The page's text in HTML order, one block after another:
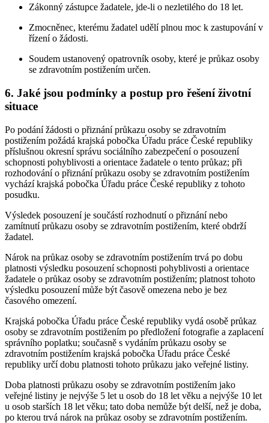
Zákonný zástupce žadatele, jde-li o nezletilého do 18 let.
Zmocněnec, kterému žadatel udělí plnou moc k zastupování v
řízení o žádosti.
Soudem ustanovený opatrovník osoby, které je průkaz osoby
se zdravotním postižením určen.
6. Jaké jsou podmínky a postup pro řešení životní
situace
Po podání žádosti o přiznání průkazu osoby se zdravotním
postižením požádá krajská pobočka Úřadu práce České republiky
příslušnou okresní správu sociálního zabezpečení o posouzení
schopnosti pohyblivosti a orientace žadatele o tento průkaz; při
rozhodování o přiznání průkazu osoby se zdravotním postižením
vychází krajská pobočka Úřadu práce České republiky z tohoto
posudku.
Výsledek posouzení je součástí rozhodnutí o přiznání nebo
zamítnutí průkazu osoby se zdravotním postižením, které obdrží
žadatel.
Nárok na průkaz osoby se zdravotním postižením trvá po dobu
platnosti výsledku posouzení schopnosti pohyblivosti a orientace
žadatele o průkaz osoby se zdravotním postižením; platnost tohoto
výsledku posouzení může být časově omezena nebo je bez
časového omezení.
Krajská pobočka Úřadu práce České republiky vydá osobě průkaz
osoby se zdravotním postižením po předložení fotografie a zaplacení
správního poplatku; současně s vydáním průkazu osoby se
zdravotním postižením krajská pobočka Úřadu práce České
republiky určí dobu platnosti tohoto průkazu jako veřejné listiny.
Doba platnosti průkazu osoby se zdravotním postižením jako
veřejné listiny je nejvýše 5 let u osob do 18 let věku a nejvýše 10 let
u osob starších 18 let věku; tato doba nemůže být delší, než je doba,
po kterou trvá nárok na průkaz osoby se zdravotním postižením.